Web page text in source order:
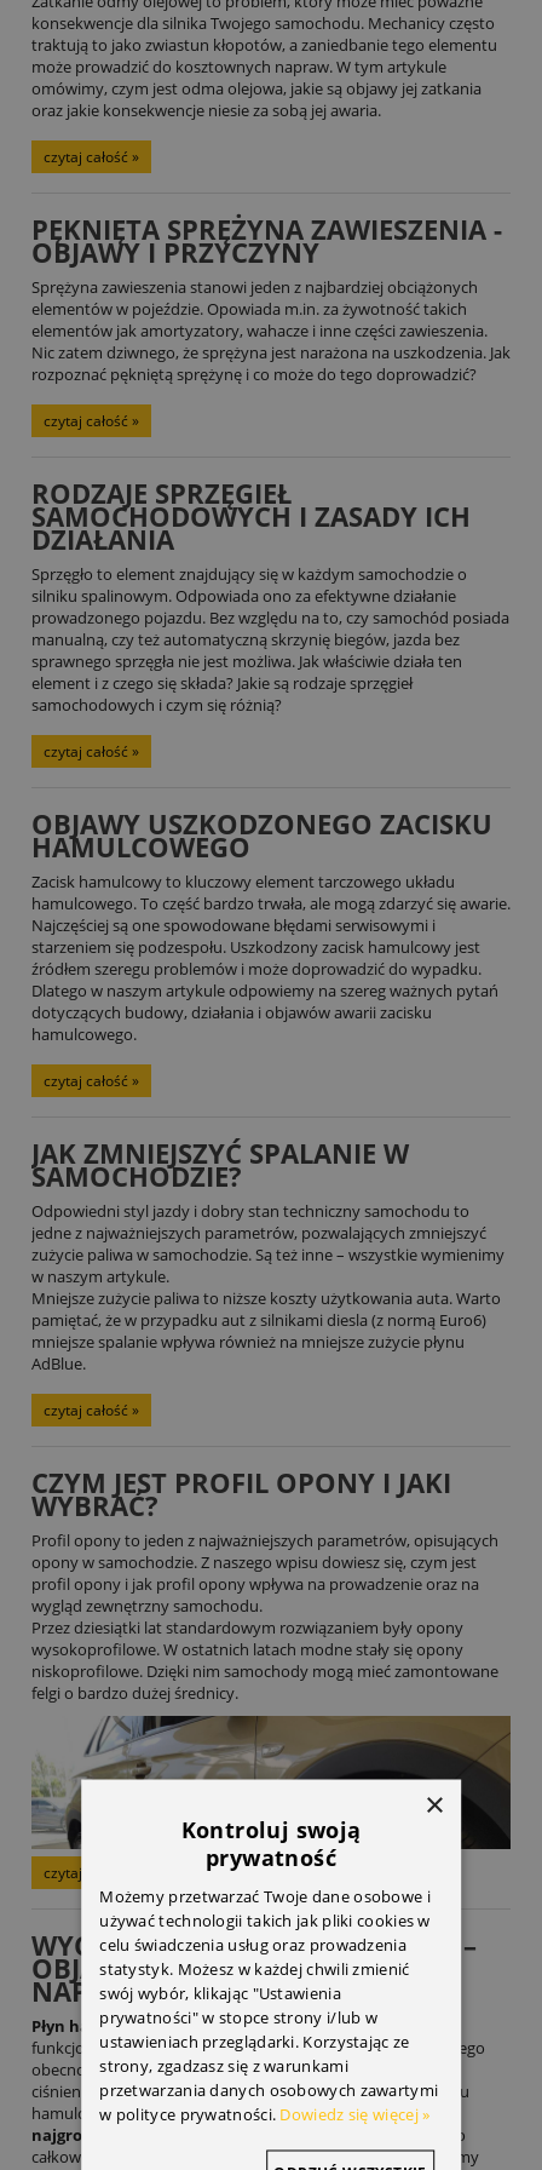
konsekwencje dla silnika Twojego samochodu. Mechanicy często
traktują to jako zwiastun kłopotów, a zaniedbanie tego elementu
może prowadzić do kosztownych napraw. W tym artykule
omówimy, czym jest odma olejowa, jakie są objawy jej zatkania
oraz jakie konsekwencje niesie za sobą jej awaria.
czytaj całość »
PĘKNIĘTA SPRĘŻYNA ZAWIESZENIA -
OBJAWY I PRZYCZYNY
Sprężyna zawieszenia stanowi jeden z najbardziej obciążonych
elementów w pojeździe. Opowiada m.in. za żywotność takich
elementów jak amortyzatory, wahacze i inne części zawieszenia.
Nic zatem dziwnego, że sprężyna jest narażona na uszkodzenia. Jak
rozpoznać pękniętą sprężynę i co może do tego doprowadzić?
czytaj całość »
RODZAJE SPRZĘGIEŁ
SAMOCHODOWYCH I ZASADY ICH
DZIAŁANIA
Sprzęgło to element znajdujący się w każdym samochodzie o
silniku spalinowym. Odpowiada ono za efektywne działanie
prowadzonego pojazdu. Bez względu na to, czy samochód posiada
manualną, czy też automatyczną skrzynię biegów, jazda bez
sprawnego sprzęgła nie jest możliwa. Jak właściwie działa ten
element i z czego się składa? Jakie są rodzaje sprzęgieł
samochodowych i czym się różnią?
czytaj całość »
OBJAWY USZKODZONEGO ZACISKU
HAMULCOWEGO
Zacisk hamulcowy to kluczowy element tarczowego układu
hamulcowego. To część bardzo trwała, ale mogą zdarzyć się awarie.
Najczęściej są one spowodowane błędami serwisowymi i
starzeniem się podzespołu. Uszkodzony zacisk hamulcowy jest
źródłem szeregu problemów i może doprowadzić do wypadku.
Dlatego w naszym artykule odpowiemy na szereg ważnych pytań
dotyczących budowy, działania i objawów awarii zacisku
hamulcowego.
czytaj całość »
JAK ZMNIEJSZYĆ SPALANIE W
SAMOCHODZIE?
Odpowiedni styl jazdy i dobry stan techniczny samochodu to
jedne z najważniejszych parametrów, pozwalających zmniejszyć
zużycie paliwa w samochodzie. Są też inne – wszystkie wymienimy
w naszym artykule.
Mniejsze zużycie paliwa to niższe koszty użytkowania auta. Warto
pamiętać, że w przypadku aut z silnikami diesla (z normą Euro6)
mniejsze spalanie wpływa również na mniejsze zużycie płynu
AdBlue.
czytaj całość »
CZYM JEST PROFIL OPONY I JAKI
WYBRAĆ?
Profil opony to jeden z najważniejszych parametrów, opisujących
opony w samochodzie. Z naszego wpisu dowiesz się, czym jest
profil opony i jak profil opony wpływa na prowadzenie oraz na
wygląd zewnętrzny samochodu.
Przez dziesiątki lat standardowym rozwiązaniem były opony
wysokoprofilowe. W ostatnich latach modne stały się opony
niskoprofilowe. Dzięki nim samochody mogą mieć zamontowane
felgi o bardzo dużej średnicy.
czytaj całość »
WYCIEK PŁYNU HAMULCOWEGO –
OBJAWY, PRZYCZYN, SPOSOBY
NAPRAWY
Płyn hamulcowyodgrywa kluczową rolę w prawidłowym
funkcjonowaniuukładu hamulcowegokażdego pojazdu. Jego
obecność jest niezbędna do wytworzenia odpowiedniego
ciśnienia, które pozwala zatrzymać auto po wciśnięciu pedału
hamulca.Wyciek płynu hamulcowego jest jedną z
najgroźniejszych usterek
, która może prowadzić nawet do
całkowitej utraty zdolności hamowania. W artykule omawiamy
×
Kontroluj swoją
prywatność
Możemy przetwarzać Twoje dane osobowe i
używać technologii takich jak pliki cookies w
celu świadczenia usług oraz prowadzenia
statystyk. Możesz w każdej chwili zmienić
swój wybór, klikając "Ustawienia
prywatności" w stopce strony i/lub w
ustawieniach przeglądarki. Korzystając ze
strony, zgadzasz się z warunkami
przetwarzania danych osobowych zawartymi
w polityce prywatności. Dowiedz się więcej »